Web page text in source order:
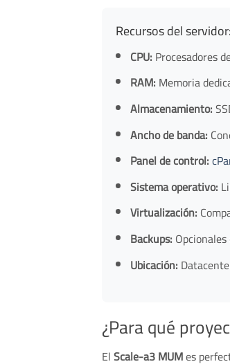
Recursos del servidor:
CPU: Procesadores
RAM: Memoria
Almacenamiento:
Ancho de banda:
Panel de control:
Sistema operativo:
Virtualización:
Backups:
Ubicación:
¿Para qué
ElScale-a3 MUMes